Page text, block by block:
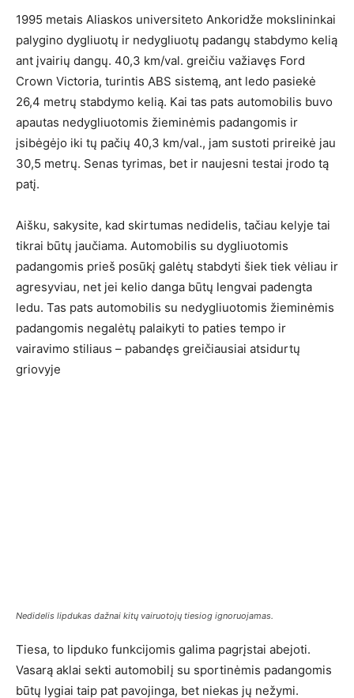
1995 metais Aliaskos universiteto Ankoridže mokslininkai
palygino dygliuotų ir nedygliuotų padangų stabdymo kelią
ant įvairių dangų. 40,3 km/val. greičiu važiavęs Ford
Crown Victoria, turintis ABS sistemą, ant ledo pasiekė
26,4 metrų stabdymo kelią. Kai tas pats automobilis buvo
apautas nedygliuotomis žieminėmis padangomis ir
įsibėgėjo iki tų pačių 40,3 km/val., jam sustoti prireikė jau
30,5 metrų. Senas tyrimas, bet ir naujesni testai įrodo tą
patį.
Aišku, sakysite, kad skirtumas nedidelis, tačiau kelyje tai
tikrai būtų jaučiama. Automobilis su dygliuotomis
padangomis prieš posūkį galėtų stabdyti šiek tiek vėliau ir
agresyviau, net jei kelio danga būtų lengvai padengta
ledu. Tas pats automobilis su nedygliuotomis žieminėmis
padangomis negalėtų palaikyti to paties tempo ir
vairavimo stiliaus – pabandęs greičiausiai atsidurtų
griovyje
Nedidelis lipdukas dažnai kitų vairuotojų tiesiog ignoruojamas.
Tiesa, to lipduko funkcijomis galima pagrįstai abejoti.
Vasarą aklai sekti automobilį su sportinėmis padangomis
būtų lygiai taip pat pavojinga, bet niekas jų nežymi.